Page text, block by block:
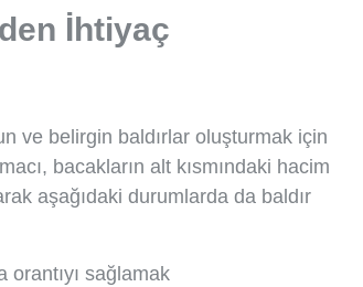
İhtiyaç
ve belirgin baldırlar oluşturmak için
bacakların alt kısmındaki hacim
aşağıdaki durumlarda da baldır
orantıyı sağlamak